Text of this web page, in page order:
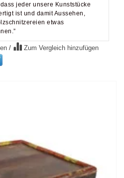
jeder unsere Kunststücke
ist und damit Aussehen,
etwas
/ Zum Vergleich hinzufügen